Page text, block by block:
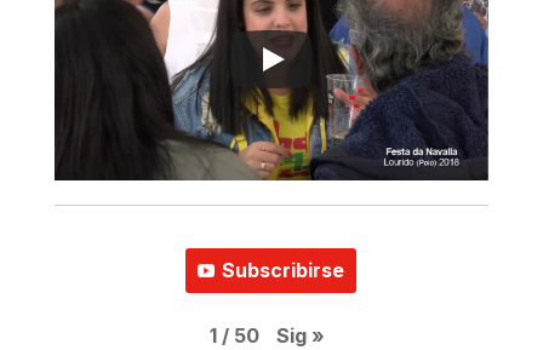
Subscribirse
1 / 50 Sig »